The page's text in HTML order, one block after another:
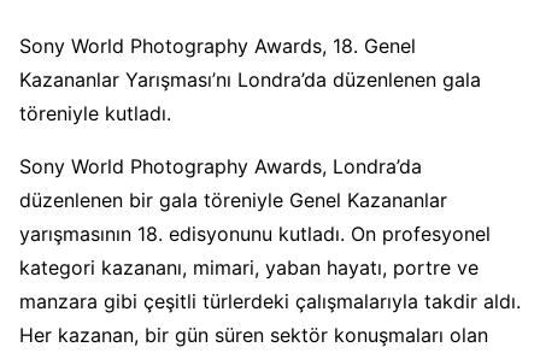
Sony World Photography Awards, 18. Genel
Kazananlar Yarışması’nı Londra’da düzenlenen gala
töreniyle kutladı.
Sony World Photography Awards, Londra’da
düzenlenen bir gala töreniyle Genel Kazananlar
yarışmasının 18. edisyonunu kutladı. On profesyonel
kategori kazananı, mimari, yaban hayatı, portre ve
manzara gibi çeşitli türlerdeki çalışmalarıyla takdir aldı.
Her kazanan, bir gün süren sektör konuşmaları olan